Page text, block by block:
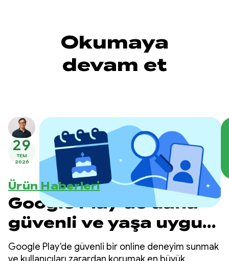
Okumaya
devam et
29
TEM
2026
Ürün Haberleri
Google Play'de daha
güvenli ve yaşa uygun
deneyimler sunma
Google Play'de güvenli bir online deneyim sunmak